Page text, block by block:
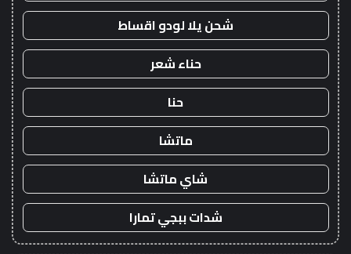
شحن يلا لودو اقساط
حناء شعر
حنا
ماتشا
شاي ماتشا
شدات ببجي تمارا